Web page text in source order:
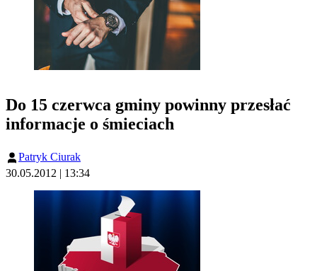
Do 15 czerwca gminy powinny przesłać
informacje o śmieciach
Patryk Ciurak
30.05.2012 | 13:34